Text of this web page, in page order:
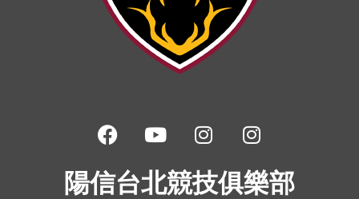
陽信台北競技俱樂部